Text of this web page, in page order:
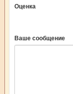
Оценка
Ваше сообщение